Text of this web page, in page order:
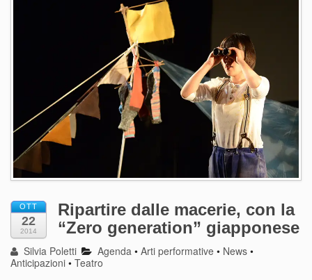
OTT
22
2014
Ripartire dalle macerie, con la
“Zero generation” giapponese
Silvia Poletti Agenda •Arti performative • News •
Anticipazioni • Teatro